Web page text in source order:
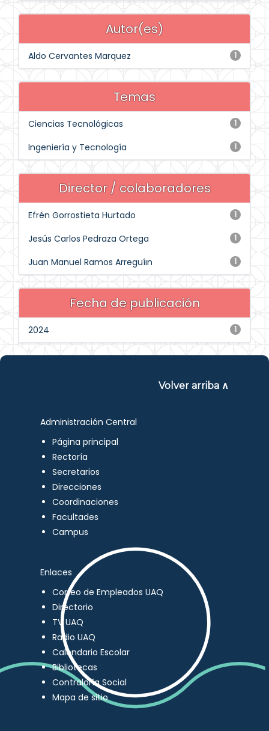
Autor(es)
1
Aldo Cervantes Marquez
Temas
1
Ciencias Tecnológicas
1
Ingeniería y Tecnología
Director / colaboradores
1
Efrén Gorrostieta Hurtado
1
Jesús Carlos Pedraza Ortega
1
Juan Manuel Ramos Arreguíın
Fecha de publicación
1
2024
Volver arriba ∧
Administración Central
Página principal
Rectoría
Secretarios
Direcciones
Coordinaciones
Facultades
Campus
Enlaces
Correo de Empleados UAQ
Directorio
TV UAQ
Radio UAQ
Calendario Escolar
Bibliotecas
Contraloría Social
Mapa de sitio